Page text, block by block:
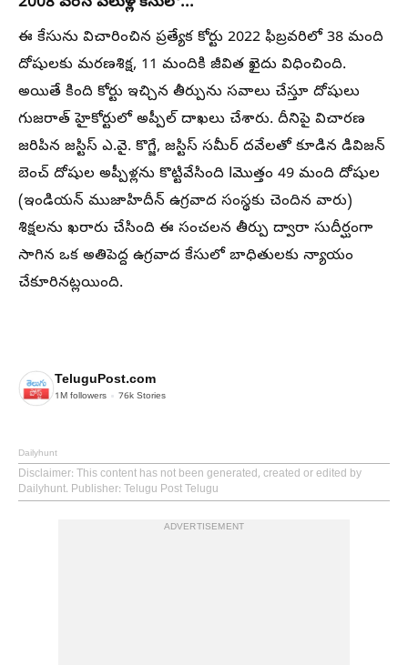
ఈ కేసును విచారించిన ప్రత్యేక కోర్టు 2022 ఫిబ్రవరిలో 38 మంది
దోషులకు మరణశిక్ష, 11 మందికి జీవిత ఖైదు విధించింది.
అయితే కింది కోర్టు ఇచ్చిన తీర్పును సవాలు చేస్తూ దోషులు
గుజరాత్ హైకోర్టులో అప్పీల్ దాఖలు చేశారు. దీనిపై విచారణ
జరిపిన జస్టిస్ ఎ.వై. కొగ్జే, జస్టిస్ సమీర్ దవేలతో కూడిన డివిజన్
బెంచ్ దోషుల అప్పీళ్లను కొట్టివేసింది Iమొత్తం 49 మంది దోషుల
(ఇండియన్ ముజాహిదీన్ ఉగ్రవాద సంస్థకు చెందిన వారు)
శిక్షలను ఖరారు చేసింది ఈ సంచలన తీర్పు ద్వారా సుదీర్ఘంగా
సాగిన ఒక అతిపెద్ద ఉగ్రవాద కేసులో బాధితులకు న్యాయం
చేకూరినట్లయింది.
TeluguPost.com
1M followers 76k Stories
Dailyhunt
Disclaimer: This content has not been generated, created or edited by
Dailyhunt. Publisher: Telugu Post Telugu
ADVERTISEMENT